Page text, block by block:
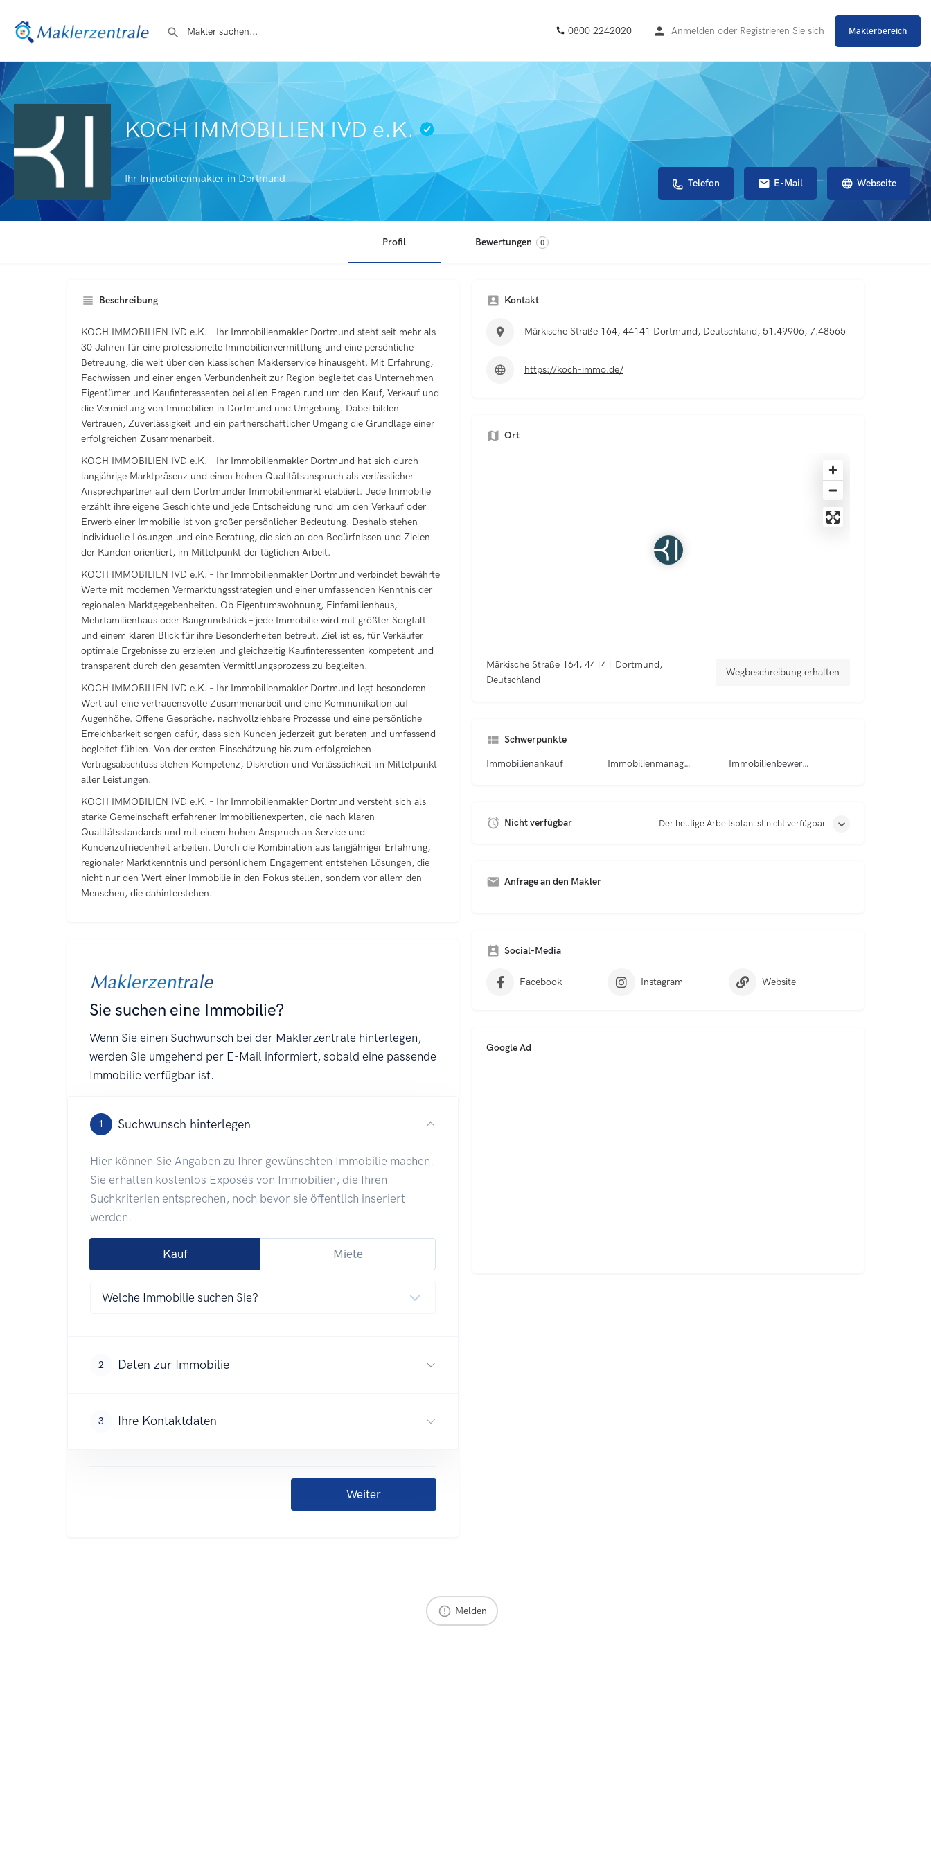
0800 2242020 Anmelden oder Registrieren Sie sich Maklerbereich
KOCH IMMOBILIEN IVD e.K.
Ihr Immobilienmakler in Dortmund Telefon E-Mail Webseite
Profil Bewertungen 0
Melden
Beschreibung
KOCH IMMOBILIEN IVD e.K. – Ihr Immobilienmakler Dortmund steht seit mehr als
30 Jahren für eine professionelle Immobilienvermittlung und eine persönliche
Betreuung, die weit über den klassischen Maklerservice hinausgeht. Mit Erfahrung,
Fachwissen und einer engen Verbundenheit zur Region begleitet das Unternehmen
Eigentümer und Kaufinteressenten bei allen Fragen rund um den Kauf, Verkauf und
die Vermietung von Immobilien in Dortmund und Umgebung. Dabei bilden
Vertrauen, Zuverlässigkeit und ein partnerschaftlicher Umgang die Grundlage einer
erfolgreichen Zusammenarbeit.
KOCH IMMOBILIEN IVD e.K. – Ihr Immobilienmakler Dortmund hat sich durch
langjährige Marktpräsenz und einen hohen Qualitätsanspruch als verlässlicher
Ansprechpartner auf dem Dortmunder Immobilienmarkt etabliert. Jede Immobilie
erzählt ihre eigene Geschichte und jede Entscheidung rund um den Verkauf oder
Erwerb einer Immobilie ist von großer persönlicher Bedeutung. Deshalb stehen
individuelle Lösungen und eine Beratung, die sich an den Bedürfnissen und Zielen
der Kunden orientiert, im Mittelpunkt der täglichen Arbeit.
KOCH IMMOBILIEN IVD e.K. – Ihr Immobilienmakler Dortmund verbindet bewährte
Werte mit modernen Vermarktungsstrategien und einer umfassenden Kenntnis der
regionalen Marktgegebenheiten. Ob Eigentumswohnung, Einfamilienhaus,
Mehrfamilienhaus oder Baugrundstück – jede Immobilie wird mit größter Sorgfalt
und einem klaren Blick für ihre Besonderheiten betreut. Ziel ist es, für Verkäufer
optimale Ergebnisse zu erzielen und gleichzeitig Kaufinteressenten kompetent und
transparent durch den gesamten Vermittlungsprozess zu begleiten.
KOCH IMMOBILIEN IVD e.K. – Ihr Immobilienmakler Dortmund legt besonderen
Wert auf eine vertrauensvolle Zusammenarbeit und eine Kommunikation auf
Augenhöhe. Offene Gespräche, nachvollziehbare Prozesse und eine persönliche
Erreichbarkeit sorgen dafür, dass sich Kunden jederzeit gut beraten und umfassend
begleitet fühlen. Von der ersten Einschätzung bis zum erfolgreichen
Vertragsabschluss stehen Kompetenz, Diskretion und Verlässlichkeit im Mittelpunkt
aller Leistungen.
KOCH IMMOBILIEN IVD e.K. – Ihr Immobilienmakler Dortmund versteht sich als
starke Gemeinschaft erfahrener Immobilienexperten, die nach klaren
Qualitätsstandards und mit einem hohen Anspruch an Service und
Kundenzufriedenheit arbeiten. Durch die Kombination aus langjähriger Erfahrung,
regionaler Marktkenntnis und persönlichem Engagement entstehen Lösungen, die
nicht nur den Wert einer Immobilie in den Fokus stellen, sondern vor allem den
Menschen, die dahinterstehen.
Kontakt
Märkische Straße 164, 44141 Dortmund, Deutschland, 51.49906, 7.48565
https://koch-immo.de/
Ort
Märkische Straße 164, 44141 Dortmund,
Deutschland
Wegbeschreibung erhalten
Schwerpunkte
Immobilienankauf Immobilienmanagement Immobilienbewertung
Nicht verfügbar Der heutige Arbeitsplan ist nicht verfügbar
Anfrage an den Makler
e
e
Social-Media
Facebook Instagram Website
Google Ad